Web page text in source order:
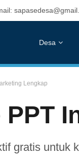
Desa
Lengkap
PPT
gratis untuk